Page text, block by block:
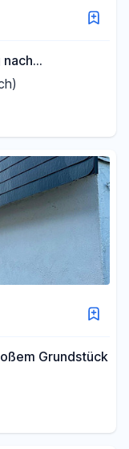
Grundstück